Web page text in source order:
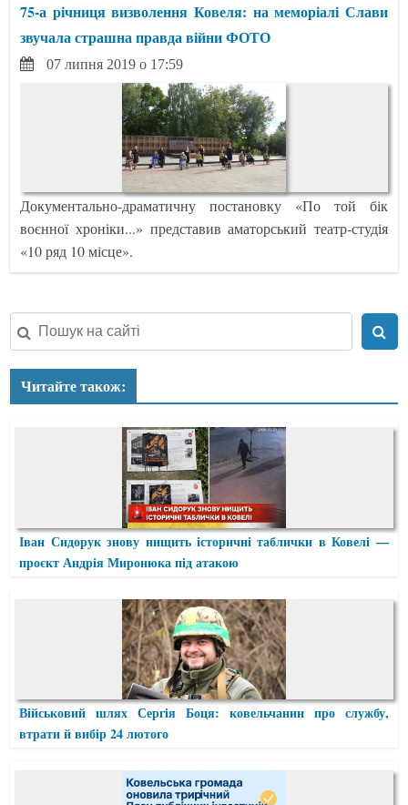
75-а річниця визволення Ковеля: на меморіалі Слави
звучала страшна правда війни ФОТО
07 липня 2019 о 17:59
Документально-драматичну постановку «По той бік
воєнної хроніки...» представив аматорський театр-студія
«10 ряд 10 місце».
Читайте також:
Іван Сидорук знову нищить історичні таблички в Ковелі —
проєкт Андрія Миронюка під атакою
Військовий шлях Сергія Боця: ковельчанин про службу,
втрати й вибір 24 лютого